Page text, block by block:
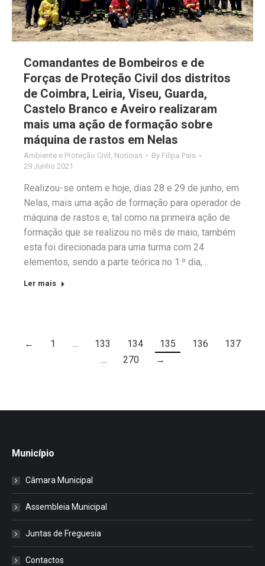
Comandantes de Bombeiros e de
Forças de Proteção Civil dos distritos
de Coimbra, Leiria, Viseu, Guarda,
Castelo Branco e Aveiro realizaram
mais uma ação de formação sobre
máquina de rastos em Nelas
Ambiente e Proteção Civil , Notícias By Filipa Pais
29 Junho 2021
Realizou-se ontem e hoje, dias 28 e 29 de junho, em
Nelas, mais uma ação de formação para operador de
máquina de rastos e, tal como na primeira ação de
formação que se realizou no mês de maio, também
esta foi direcionada para uma turma com 24
elementos, sendo a parte teórica no 1.º dia,…
Ler mais
← 1 … 133 134 135 136
137
…
270 →
Município
Câmara Municipal
Assembleia Municipal
Juntas de Freguesia
Contactos